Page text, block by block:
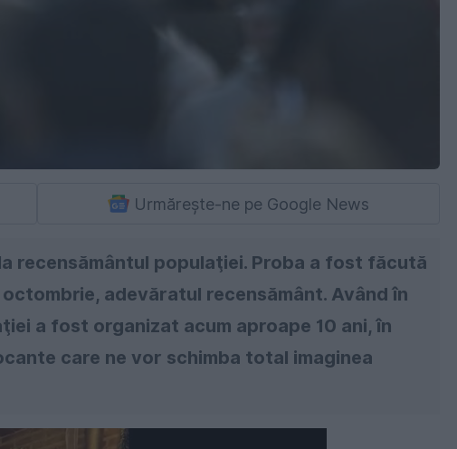
Urmărește-ne pe Google News
recensământul populaţiei. Proba a fost făcută
adevăratul recensământ. Având în
a fost organizat acum aproape 10 ani, în
care ne vor schimba total imaginea